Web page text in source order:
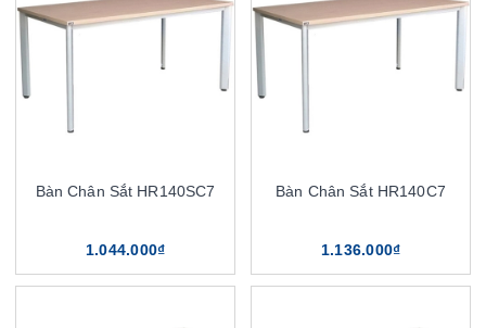
Bàn Chân Sắt HR140SC7
1.044.000₫
Bàn Chân Sắt HR140C7
1.136.000₫